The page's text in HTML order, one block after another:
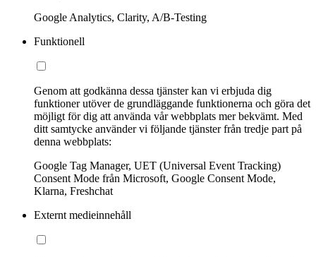
Google Analytics, Clarity, A/B-Testing
Funktionell
Genom att godkänna dessa tjänster kan vi erbjuda dig
funktioner utöver de grundläggande funktionerna och göra det
möjligt för dig att använda vår webbplats mer bekvämt. Med
ditt samtycke använder vi följande tjänster från tredje part på
denna webbplats:
Google Tag Manager, UET (Universal Event Tracking)
Consent Mode från Microsoft, Google Consent Mode,
Klarna, Freshchat
Externt medieinnehåll